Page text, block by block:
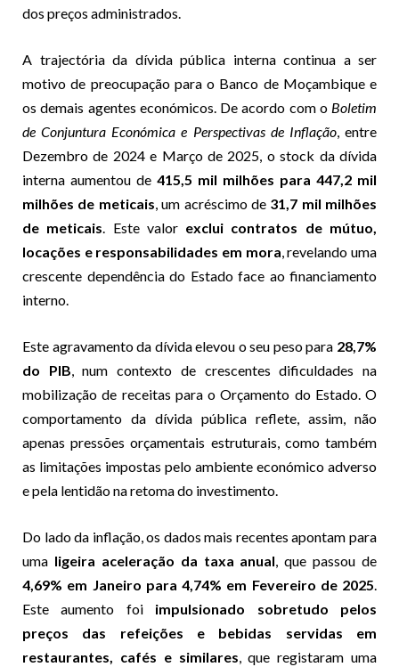
dos preços administrados.
A trajectória da dívida pública interna continua a ser
motivo de preocupação para o Banco de Moçambique e
os demais agentes económicos. De acordo com o Boletim
de Conjuntura Económica e Perspectivas de Inflação, entre
Dezembro de 2024 e Março de 2025, o stock da dívida
interna aumentou de 415,5 mil milhões para 447,2 mil
milhões de meticais, um acréscimo de 31,7 mil milhões
de meticais. Este valor exclui contratos de mútuo,
locações e responsabilidades em mora, revelando uma
crescente dependência do Estado face ao financiamento
interno.
Este agravamento da dívida elevou o seu peso para 28,7%
do PIB, num contexto de crescentes dificuldades na
mobilização de receitas para o Orçamento do Estado. O
comportamento da dívida pública reflete, assim, não
apenas pressões orçamentais estruturais, como também
as limitações impostas pelo ambiente económico adverso
e pela lentidão na retoma do investimento.
Do lado da inflação, os dados mais recentes apontam para
uma ligeira aceleração da taxa anual, que passou de
4,69% em Janeiro para 4,74% em Fevereiro de 2025.
Este aumento foi impulsionado sobretudo pelos
preços das refeições e bebidas servidas em
restaurantes, cafés e similares, que registaram uma